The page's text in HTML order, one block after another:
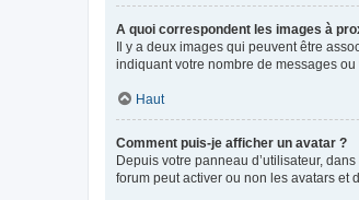
A quoi correspondent les images à
Il y a deux images qui peuvent être
indiquant votre nombre de messages
Haut
Comment puis-je afficher un avatar ?
Depuis votre panneau d’utilisateur,
forum peut activer ou non les avatars et